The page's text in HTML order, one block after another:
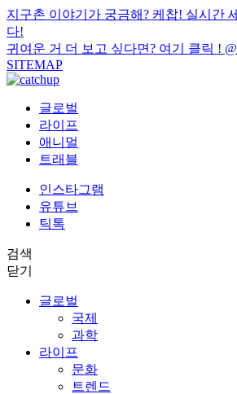
지구촌 이야기가 궁금해? 케찹! 실시간
다!
귀여운 거 더 보고 싶다면? 여기 클릭 !
SITEMAP
글로벌
라이프
애니멀
트래블
인스타그램
유튜브
틱톡
검색
닫기
글로벌
국제
과학
라이프
문화
트렌드